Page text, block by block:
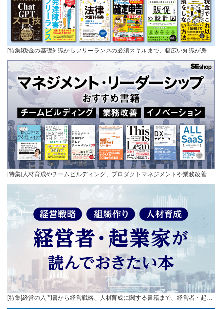
[特集]税金の基礎知識からフリーランスの必須スキルまで、幅広い知識が身…
[特集]人材育成やチームビルディング、プロダクトマネジメントや業務改善…
[特集]経営の入門書から経営戦略、人材育成に関する書籍まで、経営者・起…